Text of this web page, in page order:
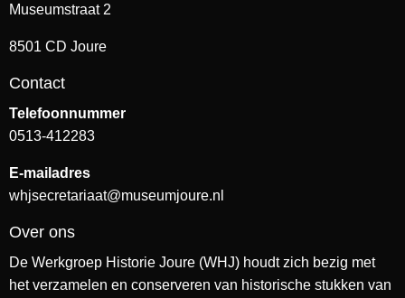
Museumstraat 2
8501 CD Joure
Contact
Telefoonnummer
0513-412283
E-mailadres
whjsecretariaat@museumjoure.nl
Over ons
De Werkgroep Historie Joure (WHJ) houdt zich bezig met
het verzamelen en conserveren van historische stukken van